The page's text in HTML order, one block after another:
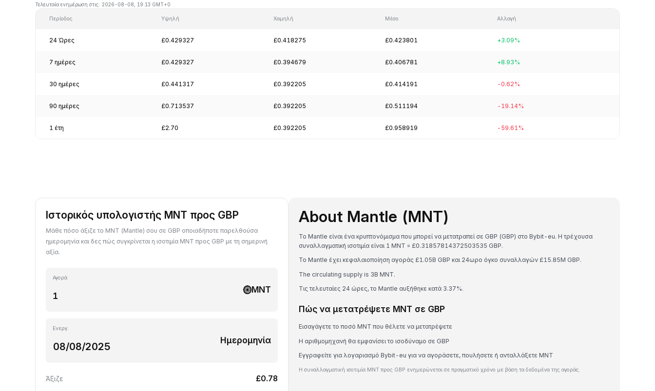
Τελευταία ενημέρωση στις: 2026-08-08, 19:13 GMT+0
Περίοδος Υψηλή Χαμηλή Μέσο Αλλαγή
24 Ώρες £0.429327 £0.418275 £0.423801 +3.09%
7 ημέρες £0.429327 £0.394679 £0.406781 +8.93%
30 ημέρες £0.441317 £0.392205 £0.414191 -0.62%
90 ημέρες £0.713537 £0.392205 £0.511194 -19.14%
1 έτη £2.70 £0.392205 £0.958919 -59.61%
Ιστορικός υπολογιστής MNT προς GBP
Μάθε πόσο άξιζε το MNT (Mantle) σου σε GBP οποιαδήποτε παρελθούσα
ημερομηνία και δες πώς συγκρίνεται η ισοτιμία MNT προς GBP με τη σημερινή
αξία.
Αγορά
MNT
Ενεργ.
Ημερομηνία
Άξιζε £0.78
About Mantle (MNT)
Το Mantle είναι ένα κρυπτονόμισμα που μπορεί να μετατραπεί σε GBP (GBP) στο Bybit-eu. Η τρέχουσα
συναλλαγματική ισοτιμία είναι 1 MNT = £0.31857814372503535 GBP.
Το Mantle έχει κεφαλαιοποίηση αγοράς £1.05B GBP και 24ωρο όγκο συναλλαγών £15.85M GBP.
The circulating supply is 3B MNT.
Τις τελευταίες 24 ώρες, το Mantle αυξήθηκε κατά 3.37%.
Πώς να μετατρέψετε MNT σε GBP
Εισαγάγετε το ποσό MNT που θέλετε να μετατρέψετε
Η αριθμομηχανή θα εμφανίσει το ισοδύναμο σε GBP
Εγγραφείτε για λογαριασμό Bybit-eu για να αγοράσετε, πουλήσετε ή ανταλλάξετε MNT
Η συναλλαγματική ισοτιμία MNT προς GBP ενημερώνεται σε πραγματικό χρόνο με βάση τα δεδομένα της αγοράς.